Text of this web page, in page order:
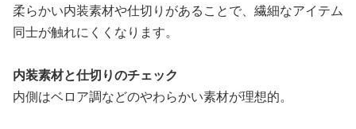
柔らかい内装素材や仕切りがあることで、繊細なアイテム
同士が触れにくくなります。
内装素材と仕切りのチェック
内側はベロア調などのやわらかい素材が理想的。